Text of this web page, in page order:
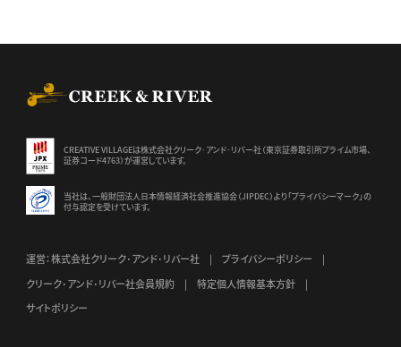
CREATIVE VILLAGEは株式会社クリーク･アンド･リバー社（東京証券取引所プライム市場、
証券コード4763）が運営しています。
当社は、一般財団法人日本情報経済社会推進協会（JIPDEC）より 「プライバシーマーク」の
付与認定を受けています。
運営：株式会社クリーク･アンド･リバー社
プライバシーポリシー
クリーク･アンド･リバー社会員規約
特定個人情報基本方針
サイトポリシー